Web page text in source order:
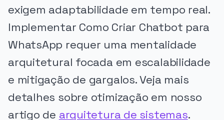
exigem adaptabilidade em tempo real.
Implementar Como Criar Chatbot para
WhatsApp requer uma mentalidade
arquitetural focada em escalabilidade
e mitigação de gargalos. Veja mais
detalhes sobre otimização em nosso
artigo de arquitetura de sistemas.